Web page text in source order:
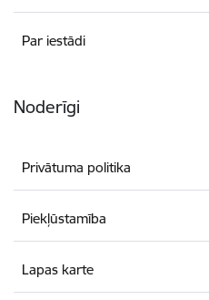
Par iestādi
Noderīgi
Privātuma politika
Piekļūstamība
Lapas karte